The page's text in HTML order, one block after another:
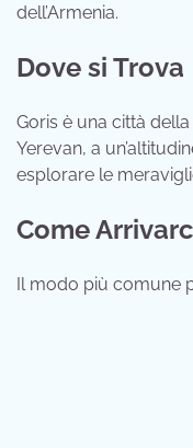
dell’Armenia.
Dove si Trova
Goris è una città della
Yerevan, a
esplorare le
Come
Il modo più comune